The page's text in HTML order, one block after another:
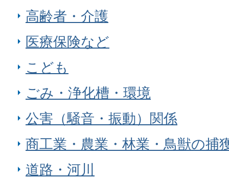
高齢者・介護
医療保険など
こども
ごみ・浄化槽・環境
公害（騒音・振動）関係
商工業・農業・林業・鳥獣の捕
道路・河川